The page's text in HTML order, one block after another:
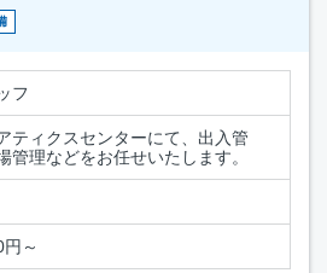
フ
ティクスセンターにて、出入管
管理などをお任せいたします。
～